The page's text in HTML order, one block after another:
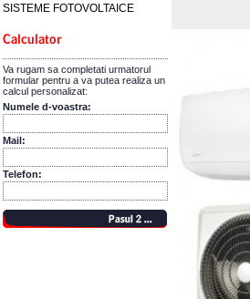
SISTEME FOTOVOLTAICE
Va rugam sa completati urmatorul
formular pentru a va putea realiza un
calcul personalizat:
Numele d-voastra:
Mail:
Telefon: